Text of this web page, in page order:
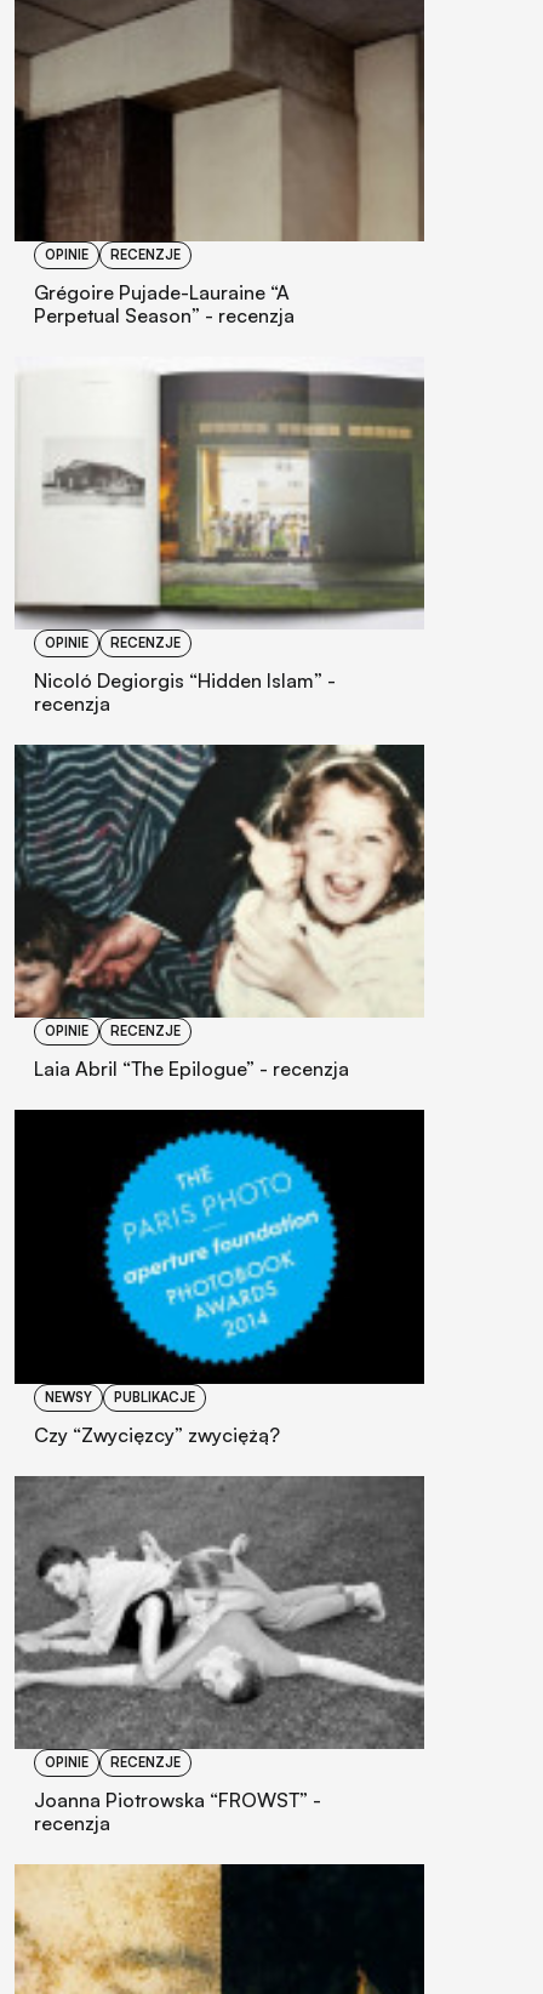
OPINIE RECENZJE
Grégoire Pujade-Lauraine “A
Perpetual Season” - recenzja
OPINIE RECENZJE
Nicoló Degiorgis “Hidden Islam” -
recenzja
OPINIE RECENZJE
Laia Abril “The Epilogue” - recenzja
NEWSY PUBLIKACJE
Czy “Zwycięzcy” zwyciężą?
OPINIE RECENZJE
Joanna Piotrowska “FROWST” -
recenzja